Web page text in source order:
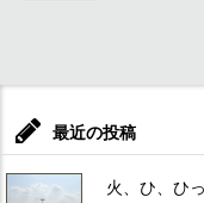
最近の投稿
火、ひ、ひ